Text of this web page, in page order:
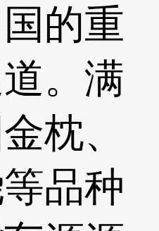
的重
。满
枕、
品种